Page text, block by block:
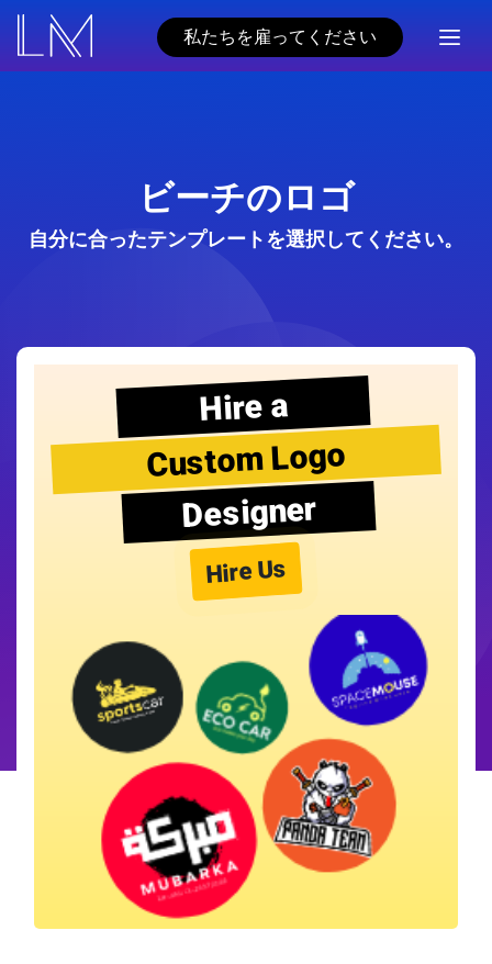
私たちを雇ってください
ビーチのロゴ
自分に合ったテンプレートを選択してください。
Hire a
Custom Logo
Designer
Hire Us